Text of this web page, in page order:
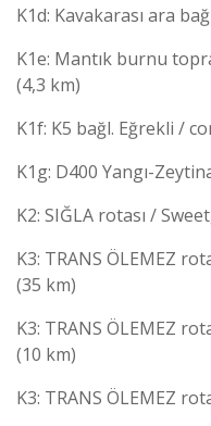
K1d: Kavakarası ara
K1e: Mantık burnu
(4,3 km)
K1f: K5 bağl. Eğrekli /
K1g: D400 Yangı-
K2: SIĞLA rotası /
K3: TRANS ÖLEMEZ
(35 km)
K3: TRANS ÖLEMEZ
(10 km)
K3: TRANS ÖLEMEZ